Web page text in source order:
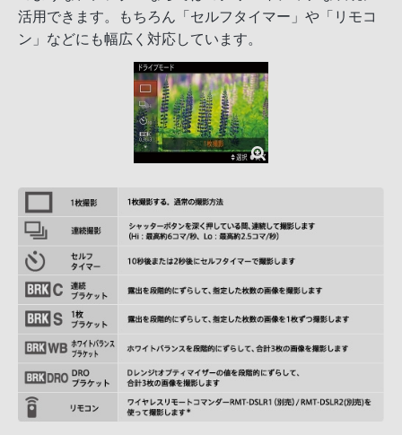
活用できます。もちろん「セルフタイマー」や「リモコ
ン」などにも幅広く対応しています。